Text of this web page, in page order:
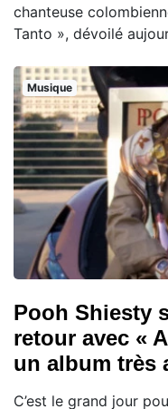
chanteuse
Tanto », dévoilé
Musique
Pooh Shiesty
retour avec «
un album très
C’est le grand jour